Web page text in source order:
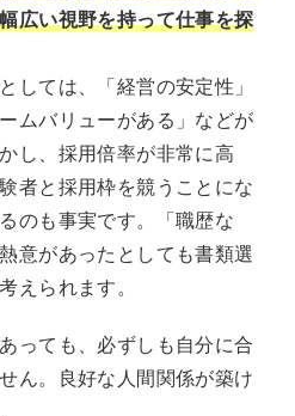
広い視野を持って仕事を探
しては、「経営の安定性」
ムバリューがある」などが
し、採用倍率が非常に高
者と採用枠を競うことにな
のも事実です。「職歴な
意があったとしても書類選
えられます。
っても、必ずしも自分に合
ん。良好な人間関係が築け